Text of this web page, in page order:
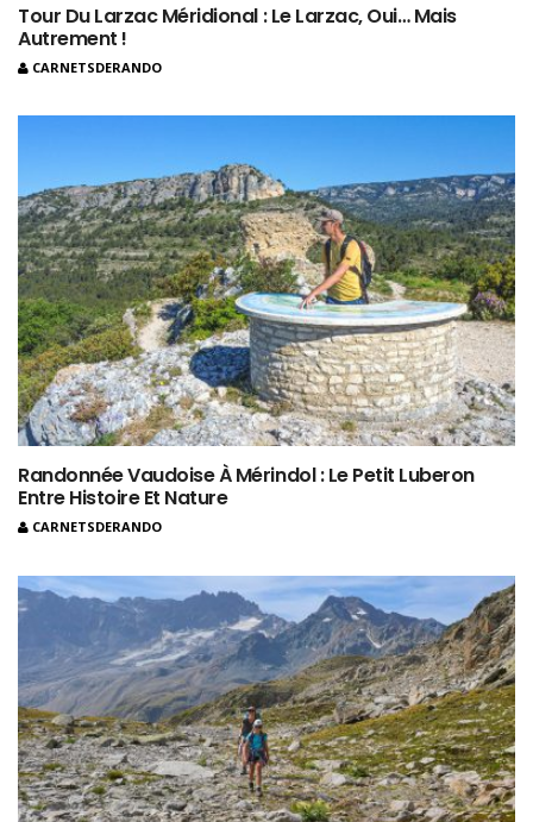
Tour Du Larzac Méridional : Le Larzac, Oui… Mais
Autrement !
CARNETSDERANDO
Randonnée Vaudoise À Mérindol : Le Petit Luberon
Entre Histoire Et Nature
CARNETSDERANDO